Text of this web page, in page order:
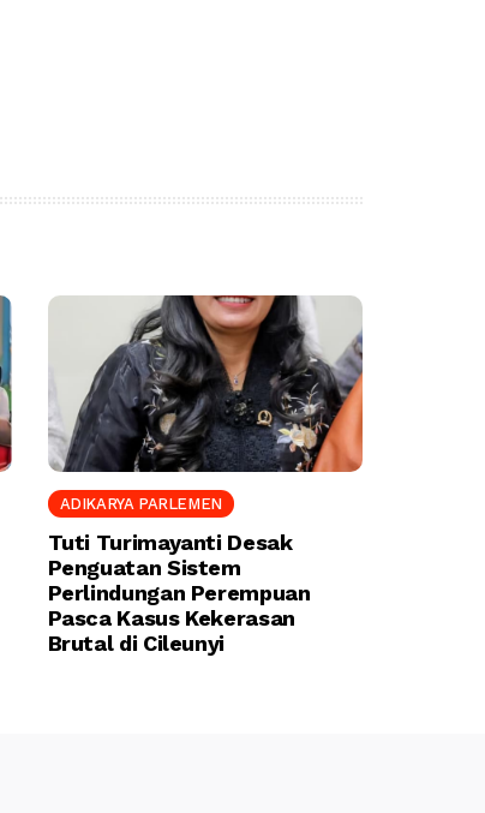
ADIKARYA PARLEMEN
Tuti Turimayanti Desak
Penguatan Sistem
Perlindungan Perempuan
Pasca Kasus Kekerasan
Brutal di Cileunyi